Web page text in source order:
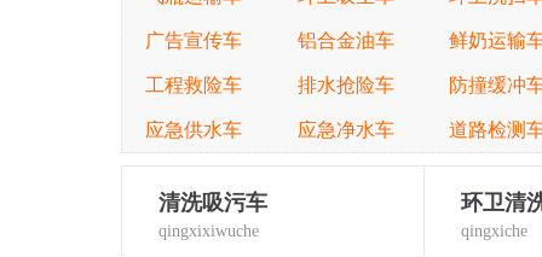
广告宣传车 铝合金油车 鲜奶运输
工程救险车 排水抢险车 防撞缓冲
应急供水车 应急净水车 道路检测
清洗吸污车
qingxixiwuche
环卫清
qingxiche